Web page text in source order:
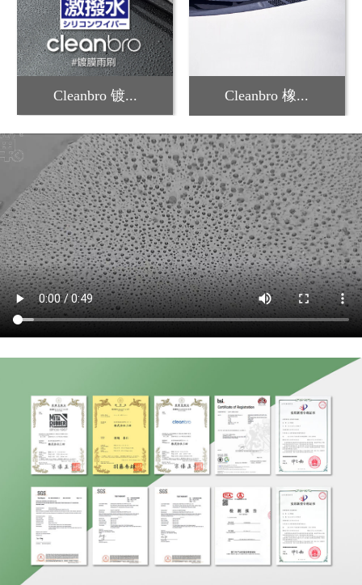
Cleanbro 镀... Cleanbro 橡...